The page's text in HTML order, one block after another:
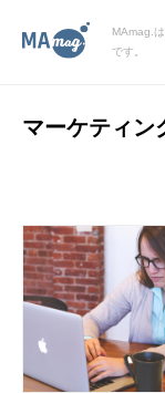
MAmag.
です。
マーケティン